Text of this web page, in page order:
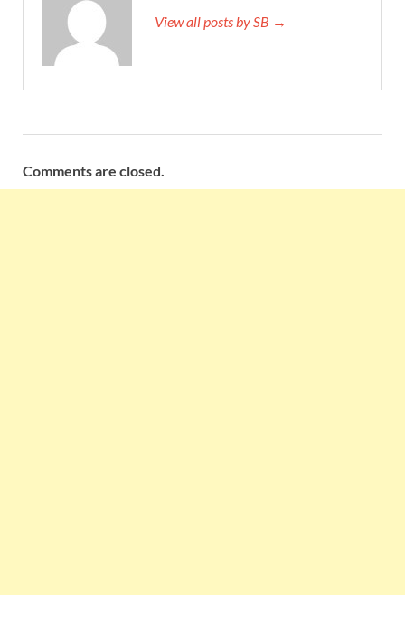
View all posts by SB →
Comments are closed.